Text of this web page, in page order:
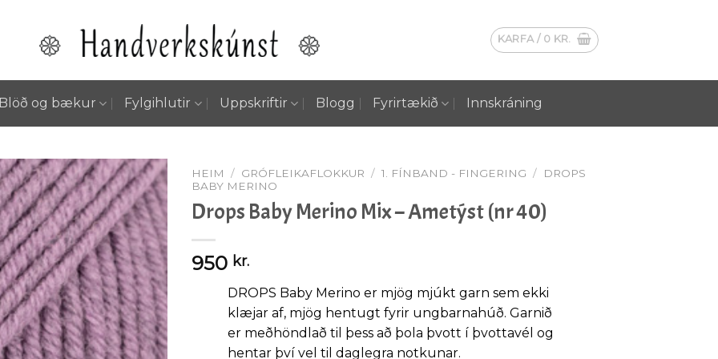
KARFA / 0 KR.
Blöð og bækur Fylgihlutir Uppskriftir Blogg Fyrirtækið Innskráning
Setja á
óskalista
HEIM / GRÓFLEIKAFLOKKUR / 1. FÍNBAND - FINGERING /
DROPS
BABY MERINO
Drops Baby Merino Mix – Ametýst (nr 40)
950 kr.
DROPS Baby Merino er mjög mjúkt garn sem ekki
klæjar af, mjög hentugt fyrir ungbarnahúð. Garnið
er meðhöndlað til þess að þola þvott í þvottavél og
hentar því vel til daglegra notkunar.